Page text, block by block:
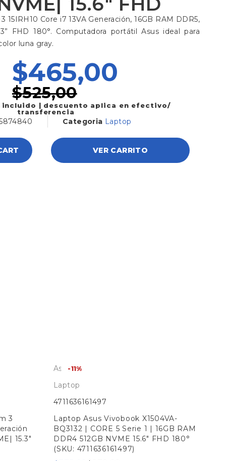
Core i7 13VA Generación, 16GB RAM DDR5,
FHD 180°. Computadora portátil Asus ideal para
luna gray.
$525,00
$465,00
incluido | descuento aplica en efectivo/
transferencia
Categoria Laptop
VER CARRITO
3
15.3"
-11%
Asus
Laptop
4711636161497
Laptop Asus Vivobook X1504VA-
BQ3132 | CORE 5 Serie 1 | 16GB RAM
DDR4 512GB NVME 15.6" FHD 180°
(SKU: 4711636161497)